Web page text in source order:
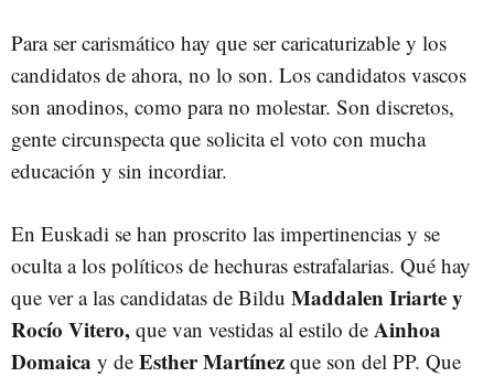
Para ser carismático hay que ser caricaturizable y los
candidatos de ahora, no lo son. Los candidatos vascos
son anodinos, como para no molestar. Son discretos,
gente circunspecta que solicita el voto con mucha
educación y sin incordiar.
En Euskadi se han proscrito las impertinencias y se
oculta a los políticos de hechuras estrafalarias. Qué hay
que ver a las candidatas de Bildu Maddalen Iriarte y
Rocío Vitero, que van vestidas al estilo de Ainhoa
Domaica y de Esther Martínez que son del PP. Que